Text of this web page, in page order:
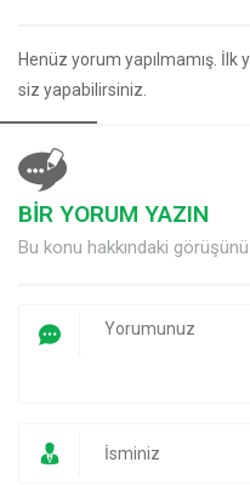
Henüz yorum yapılmamış. İlk
siz yapabilirsiniz.
BİR YORUM YAZIN
Bu konu hakkındaki